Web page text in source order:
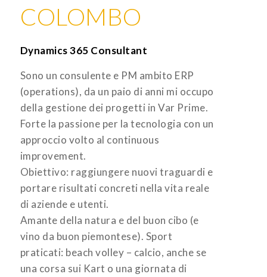
COLOMBO
Dynamics 365 Consultant
Sono un consulente e PM ambito ERP
(operations), da un paio di anni mi occupo
della gestione dei progetti in Var Prime.
Forte la passione per la tecnologia con un
approccio volto al continuous
improvement.
Obiettivo: raggiungere nuovi traguardi e
portare risultati concreti nella vita reale
di aziende e utenti.
Amante della natura e del buon cibo (e
vino da buon piemontese). Sport
praticati: beach volley – calcio, anche se
una corsa sui Kart o una giornata di